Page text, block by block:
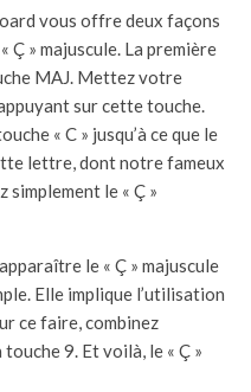
vous offre deux façons
Ç » majuscule. La première
MAJ. Mettez votre
sur cette touche.
« C » jusqu’à ce que le
lettre, dont notre fameux
simplement le « Ç »
le « Ç » majuscule
Elle implique l’utilisation
ce faire, combinez
9. Et voilà, le « Ç »